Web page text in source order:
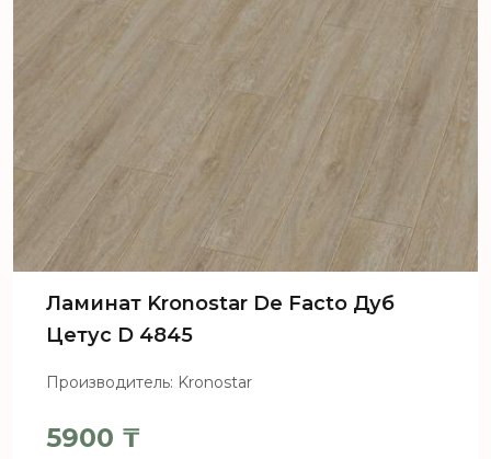
Ламинат Kronostar De Facto Дуб
Цетус D 4845
Производитель: Kronostar
5900 ₸